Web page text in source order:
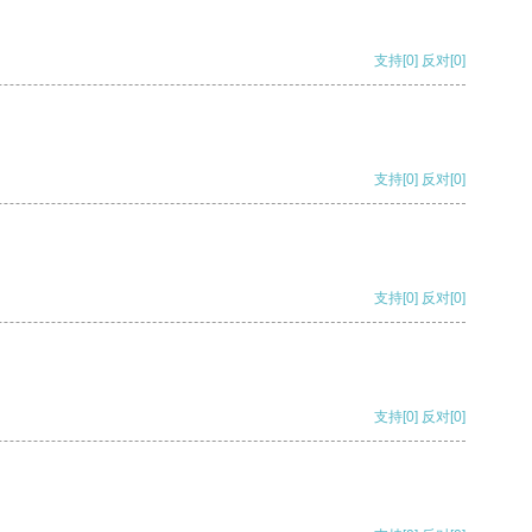
支持[0] 反对[0]
支持[0] 反对[0]
支持[0] 反对[0]
支持[0] 反对[0]